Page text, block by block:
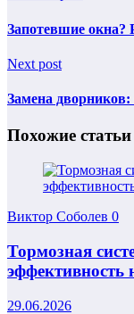
Запотевшие окна?
Next post
Замена
Похожие статьи
Виктор Соболев 0
Тормозная
эффективность
29.06.2026